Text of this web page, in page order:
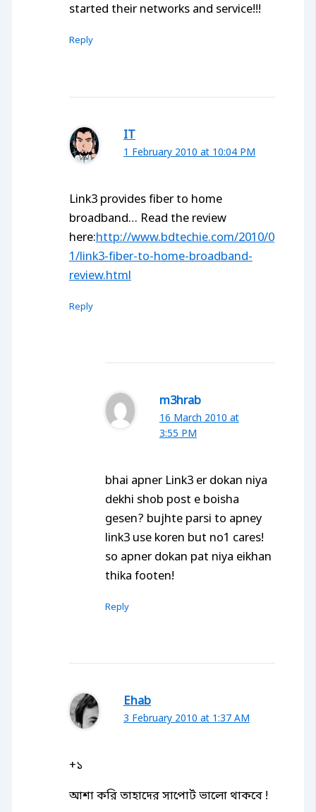
started their networks and service!!!
Reply
IT
1 February 2010 at 10:04 PM
Link3 provides fiber to home
broadband… Read the review
here:http://www.bdtechie.com/2010/0
1/link3-fiber-to-home-broadband-
review.html
Reply
m3hrab
16 March 2010 at
3:55 PM
bhai apner Link3 er dokan niya
dekhi shob post e boisha
gesen? bujhte parsi to apney
link3 use koren but no1 cares!
so apner dokan pat niya eikhan
thika footen!
Reply
Ehab
3 February 2010 at 1:37 AM
+১
আশা করি তাহাদের সাপোর্ট ভালো থাকবে !